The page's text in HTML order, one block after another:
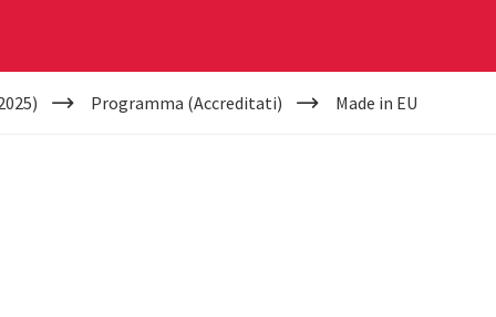
Programma (Accreditati) Made in EU